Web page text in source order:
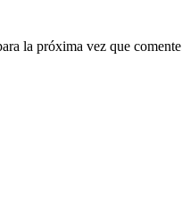
la próxima vez que